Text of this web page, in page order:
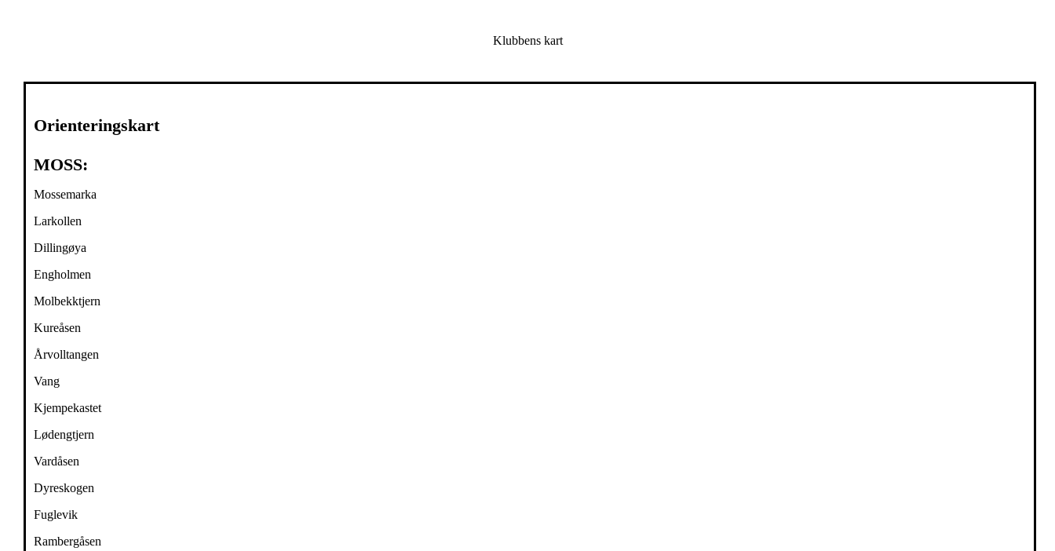
Klubbens kart
Orienteringskart
MOSS:
Mossemarka
Larkollen
Dillingøya
Engholmen
Molbekktjern
Kureåsen
Årvolltangen
Vang
Kjempekastet
Lødengtjern
Vardåsen
Dyreskogen
Fuglevik
Rambergåsen